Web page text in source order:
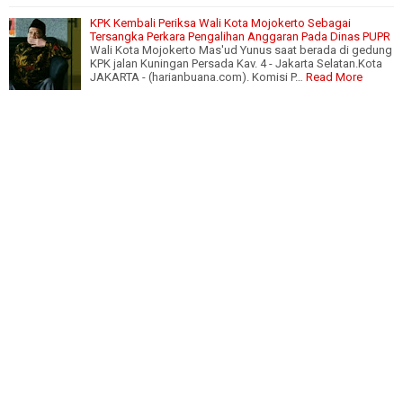
KPK Kembali Periksa Wali Kota Mojokerto Sebagai
Tersangka Perkara Pengalihan Anggaran Pada Dinas PUPR
Wali Kota Mojokerto Mas'ud Yunus saat berada di gedung
KPK jalan Kuningan Persada Kav. 4 - Jakarta Selatan.Kota
JAKARTA - (harianbuana.com). Komisi P… Read More